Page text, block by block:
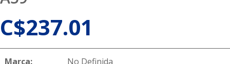
C$237.01
Marca: No Definida